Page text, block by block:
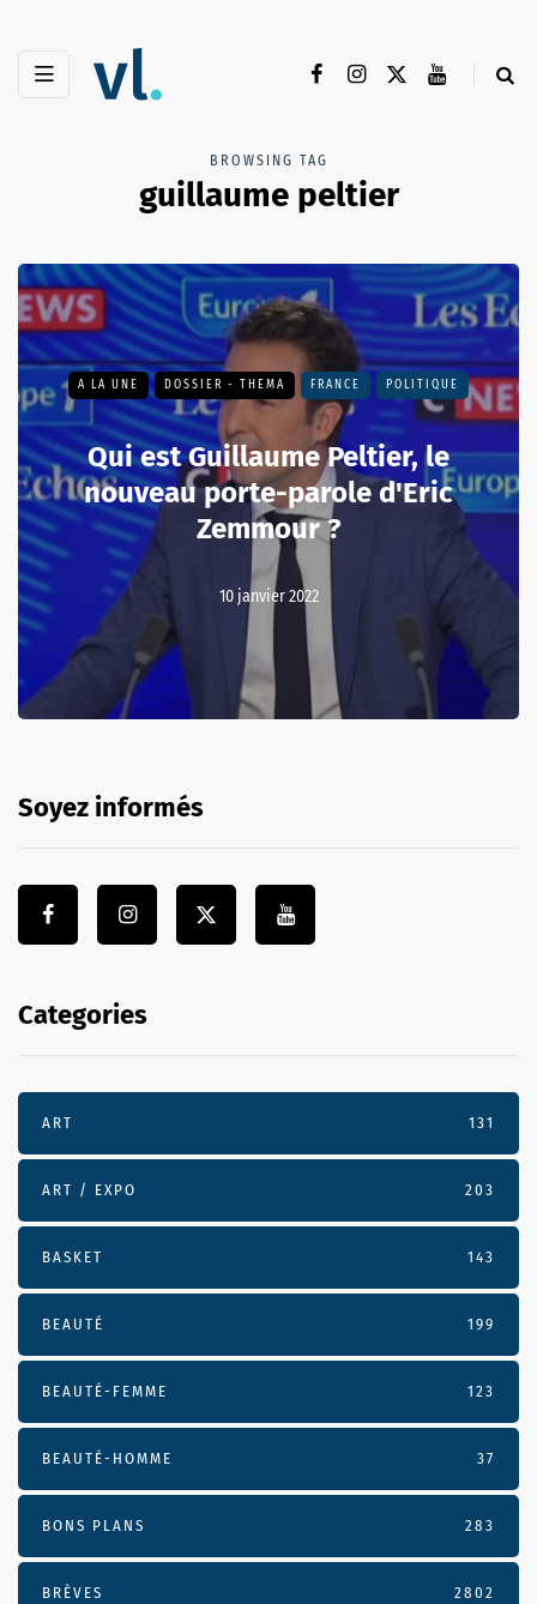
BROWSING TAG
guillaume peltier
A LA UNE DOSSIER - THEMA FRANCE POLITIQUE
Qui est Guillaume Peltier, le
nouveau porte-parole d'Eric
Zemmour ?
10 janvier 2022
Soyez informés
Categories
ART 131
ART / EXPO 203
BASKET 143
BEAUTÉ 199
BEAUTÉ-FEMME 123
BEAUTÉ-HOMME 37
BONS PLANS 283
BRÈVES 2802